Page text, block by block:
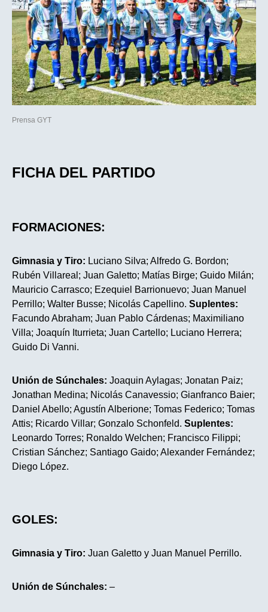
Prensa GYT
FICHA DEL PARTIDO
FORMACIONES:
Gimnasia y Tiro: Luciano Silva; Alfredo G. Bordon;
Rubén Villareal; Juan Galetto; Matías Birge; Guido Milán;
Mauricio Carrasco; Ezequiel Barrionuevo; Juan Manuel
Perrillo; Walter Busse; Nicolás Capellino. Suplentes:
Facundo Abraham; Juan Pablo Cárdenas; Maximiliano
Villa; Joaquín Iturrieta; Juan Cartello; Luciano Herrera;
Guido Di Vanni.
Unión de Súnchales: Joaquin Aylagas; Jonatan Paiz;
Jonathan Medina; Nicolás Canavessio; Gianfranco Baier;
Daniel Abello; Agustín Alberione; Tomas Federico; Tomas
Attis; Ricardo Villar; Gonzalo Schonfeld. Suplentes:
Leonardo Torres; Ronaldo Welchen; Francisco Filippi;
Cristian Sánchez; Santiago Gaido; Alexander Fernández;
Diego López.
GOLES:
Gimnasia y Tiro: Juan Galetto y Juan Manuel Perrillo.
Unión de Súnchales: –